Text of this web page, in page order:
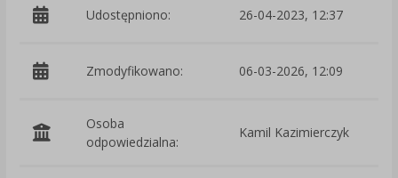
Udostępniono: 26-04-2023, 12:37
Zmodyfikowano: 06-03-2026, 12:09
Osoba
odpowiedzialna:
Kamil Kazimierczyk